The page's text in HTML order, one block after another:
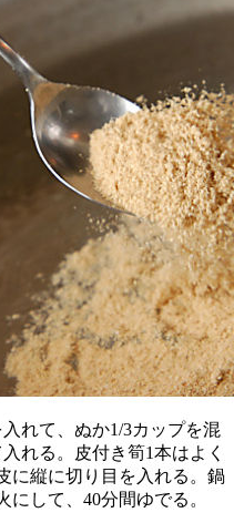
れて、ぬか1/3カップを混
れる。皮付き筍1本はよく
に縦に切り目を入れる。鍋
して、40分間ゆでる。